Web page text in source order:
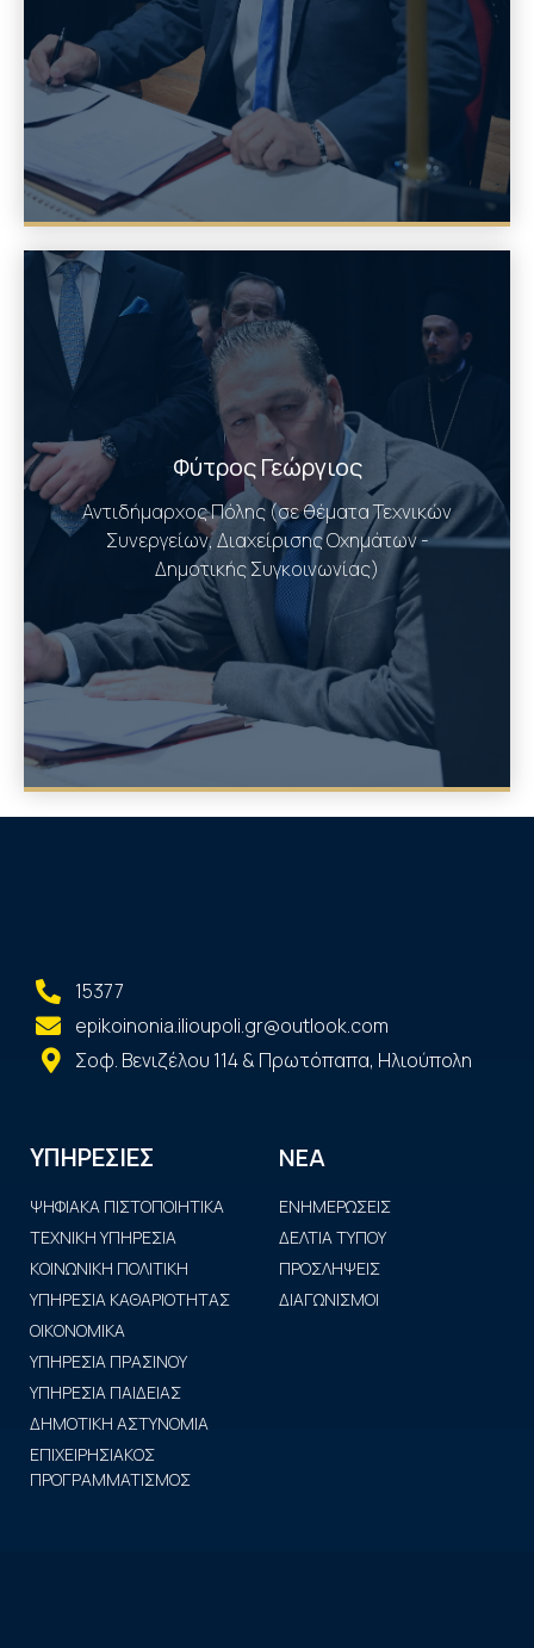
Φύτρος Γεώργιος
Αντιδήμαρχος Πόλης (σε θέματα Τεχνικών
Συνεργείων, Διαχείρισης Οχημάτων -
Δημοτικής Συγκοινωνίας)
15377
epikoinonia.ilioupoli.gr@outlook.com
Σοφ. Βενιζέλου 114 & Πρωτόπαπα, Ηλιούπολη
ΥΠΗΡΕΣΙΕΣ
ΨΗΦΙΑΚΑ ΠΙΣΤΟΠΟΙΗΤΙΚΑ
ΤΕΧΝΙΚΗ ΥΠΗΡΕΣΙΑ
ΚΟΙΝΩΝΙΚΗ ΠΟΛΙΤΙΚΗ
ΥΠΗΡΕΣΙΑ ΚΑΘΑΡΙΟΤΗΤΑΣ
ΟΙΚΟΝΟΜΙΚΑ
ΥΠΗΡΕΣΙΑ ΠΡΑΣΙΝΟΥ
ΥΠΗΡΕΣΙΑ ΠΑΙΔΕΙΑΣ
ΔΗΜΟΤΙΚΗ ΑΣΤΥΝΟΜΙΑ
ΕΠΙΧΕΙΡΗΣΙΑΚΟΣ
ΠΡΟΓΡΑΜΜΑΤΙΣΜΟΣ
ΝΕΑ
ΕΝΗΜΕΡΩΣΕΙΣ
ΔΕΛΤΙΑ ΤΥΠΟΥ
ΠΡΟΣΛΗΨΕΙΣ
ΔΙΑΓΩΝΙΣΜΟΙ